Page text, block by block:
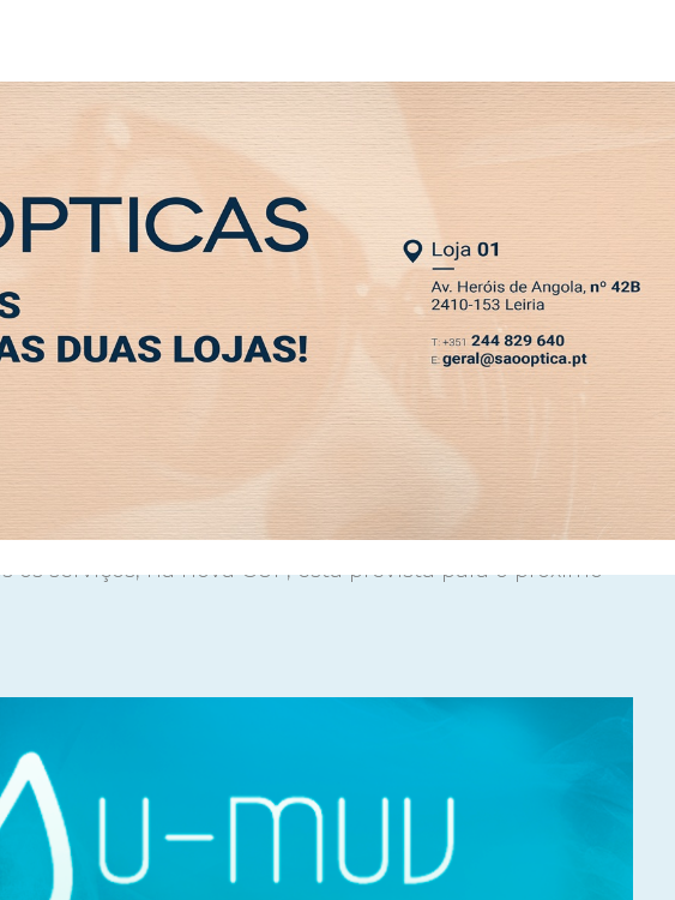
SAÚDE ECONOMIA DESPORTO VIVER
com a U-MUV
chega a Leiria com a U-
os serviços, na nova CUF, está prevista para o próximo